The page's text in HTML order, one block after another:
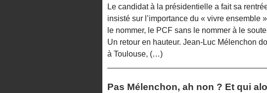
Le candidat à la présidentielle a fait sa
insisté sur l’importance du « vivre ensemble
le nommer, le PCF sans le nommer à le
Un retour en hauteur. Jean-Luc Mélenchon
à Toulouse, (…)
Pas Mélenchon, ah non ? Et qui